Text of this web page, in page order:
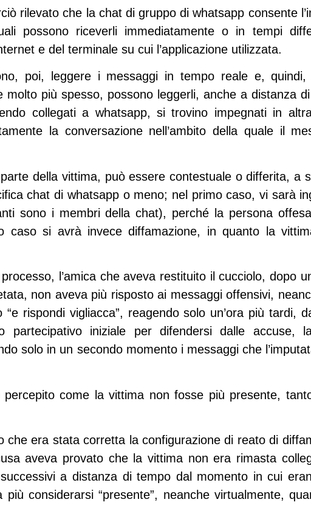
rilevato che la chat di gruppo di whatsapp consente
possono riceverli immediatamente o in tempi
e del terminale su cui l’applicazione utilizzata.
poi, leggere i messaggi in tempo reale e, quindi,
molto più spesso, possono leggerli, anche a distanza
collegati a whatsapp, si trovino impegnati in
la conversazione nell’ambito della quale il
della vittima, può essere contestuale o differita, a
chat di whatsapp o meno; nel primo caso, vi sarà
sono i membri della chat), perché la persona
caso si avrà invece diffamazione, in quanto la
l’amica che aveva restituito il cucciolo, dopo
non aveva più risposto ai messaggi offensivi,
rispondi vigliacca”, reagendo solo un’ora più tardi,
partecipativo iniziale per difendersi dalle accuse,
solo in un secondo momento i messaggi che
percepito come la vittima non fosse più presente,
che era stata corretta la configurazione di reato di
aveva provato che la vittima non era rimasta
a distanza di tempo dal momento in cui
considerarsi “presente”, neanche virtualmente,